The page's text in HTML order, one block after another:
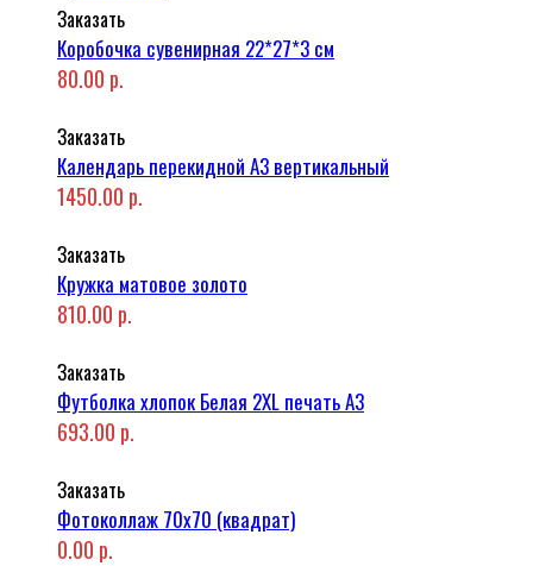
Заказать
Коробочка сувенирная 22*27*3 см
80.00 р.
Заказать
Календарь перекидной А3 вертикальный
1450.00 р.
Заказать
Кружка матовое золото
810.00 р.
Заказать
Футболка хлопок Белая 2XL печать A3
693.00 р.
Заказать
Фотоколлаж 70x70 (квадрат)
0.00 р.